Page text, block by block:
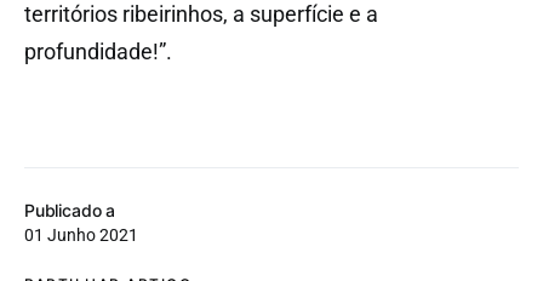
Publicado a
01 Junho 2021
territórios ribeirinhos, a superfície e a
profundidade!”.